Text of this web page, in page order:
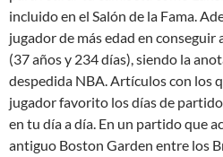
incluido en el Salón de la Fama.
jugador de más edad en
(37 años y 234 días), siendo la
despedida NBA. Artículos con los
jugador favorito los días de
en tu día a día. En un partido que
antiguo Boston Garden entre los